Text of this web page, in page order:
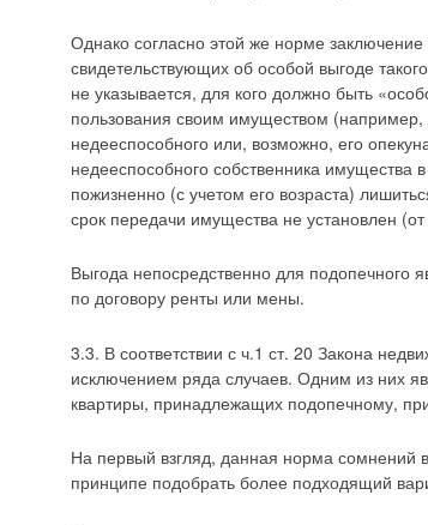
Однако согласно этой же норме заключение
свидетельствующих об особой выгоде
не указывается, для кого должно быть
пользования своим имуществом
недееспособного или, возможно, его
недееспособного собственника
пожизненно (с учетом его возраста)
срок передачи имущества не установлен
Выгода непосредственно для подопечного
по договору ренты или мены.
3.3. В соответствии с ч.1 ст. 20 Закона
исключением ряда случаев. Одним из них
квартиры, принадлежащих подопечному,
На первый взгляд, данная норма сомнений
принципе подобрать более подходящий